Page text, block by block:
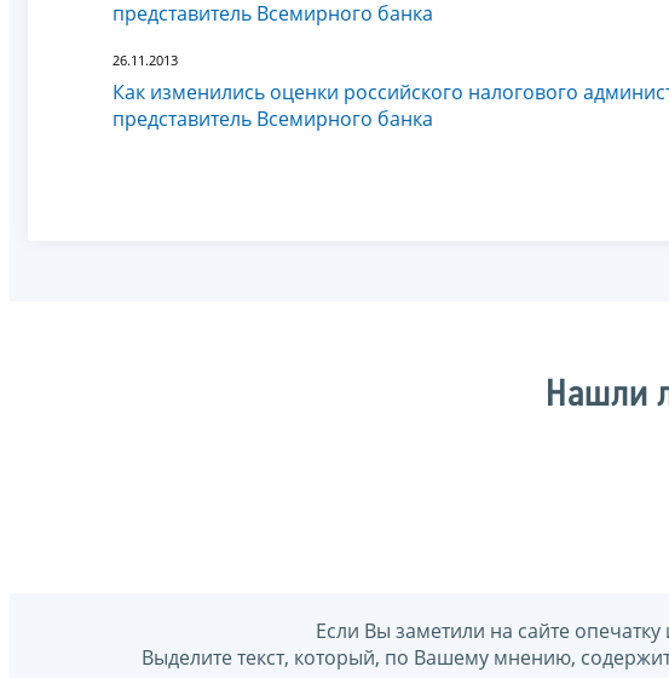
представитель Всемирного банка
26.11.2013
Как изменились оценки российского налогового
представитель Всемирного банка
Нашли
Если Вы заметили на сайте
Выделите текст, который, по Вашему мнению,